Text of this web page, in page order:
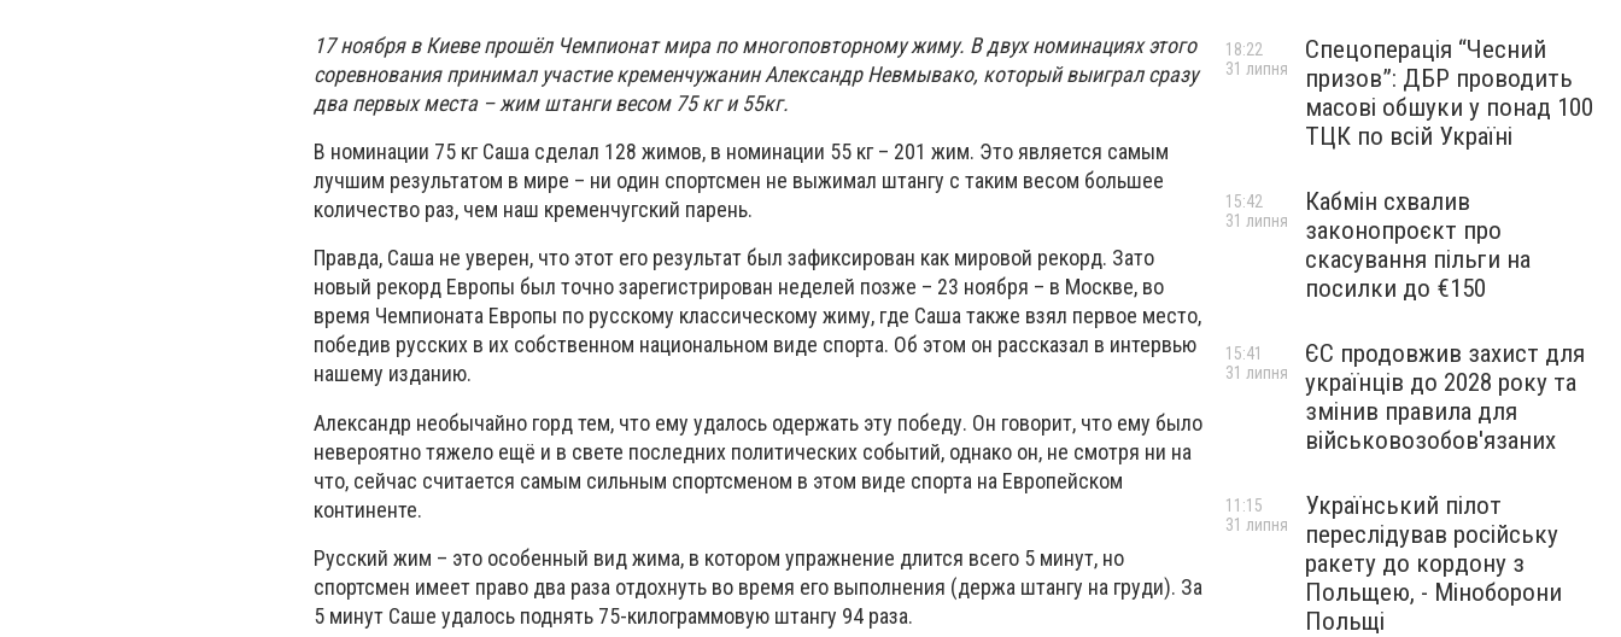
17 ноября в Киеве прошёл Чемпионат мира по многоповторному жиму. В двух номинациях этого
соревнования принимал участие кременчужанин Александр Невмывако, который выиграл сразу
два первых места – жим штанги весом 75 кг и 55кг.
В номинации 75 кг Саша сделал 128 жимов, в номинации 55 кг – 201 жим. Это является самым
лучшим результатом в мире – ни один спортсмен не выжимал штангу с таким весом большее
количество раз, чем наш кременчугский парень.
Правда, Саша не уверен, что этот его результат был зафиксирован как мировой рекорд. Зато
новый рекорд Европы был точно зарегистрирован неделей позже – 23 ноября – в Москве, во
время Чемпионата Европы по русскому классическому жиму, где Саша также взял первое место,
победив русских в их собственном национальном виде спорта. Об этом он рассказал в интервью
нашему изданию.
Александр необычайно горд тем, что ему удалось одержать эту победу. Он говорит, что ему было
невероятно тяжело ещё и в свете последних политических событий, однако он, не смотря ни на
что, сейчас считается самым сильным спортсменом в этом виде спорта на Европейском
континенте.
Русский жим – это особенный вид жима, в котором упражнение длится всего 5 минут, но
спортсмен имеет право два раза отдохнуть во время его выполнения (держа штангу на груди). За
5 минут Саше удалось поднять 75-килограммовую штангу 94 раза.
Спецоперація “Чесний
призов”: ДБР проводить
масові обшуки у понад 100
ТЦК по всій Україні
18:22
31 липня
Кабмін схвалив
законопроєкт про
скасування пільги на
посилки до €150
15:42
31 липня
ЄС продовжив захист для
українців до 2028 року та
змінив правила для
військовозобов'язаних
15:41
31 липня
Український пілот
переслідував російську
ракету до кордону з
Польщею, - Міноборони
Польщі
11:15
31 липня